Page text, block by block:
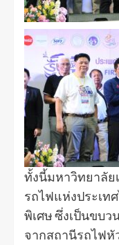
ทั้งนี้มหาวิทยาลัย
รถไฟแห่งประเท
พิเศษ ซึ่งเป็นขบว
จากสถานีรถไฟหั